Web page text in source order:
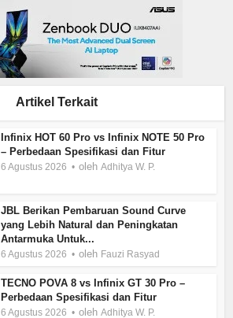
Artikel Terkait
Infinix HOT 60 Pro vs Infinix NOTE 50 Pro
– Perbedaan Spesifikasi dan Fitur
6 Agustus 2026 olehAdhitya W. P.
JBL Berikan Pembaruan Sound Curve
yang Lebih Natural dan Peningkatan
Antarmuka Untuk...
6 Agustus 2026 oleh Fauzi Rasyad
TECNO POVA 8 vs Infinix GT 30 Pro –
Perbedaan Spesifikasi dan Fitur
6 Agustus 2026 olehAdhitya W. P.